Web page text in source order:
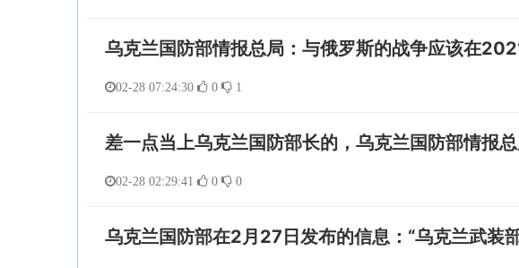
乌克兰国防部情报总局：与俄罗斯的战争应该在
02-28 07:24:30 0 1
差一点当上乌克兰国防部长的，乌克兰国防部情报
02-28 02:29:41 0 0
乌克兰国防部在2月27日发布的信息：“乌克兰武装